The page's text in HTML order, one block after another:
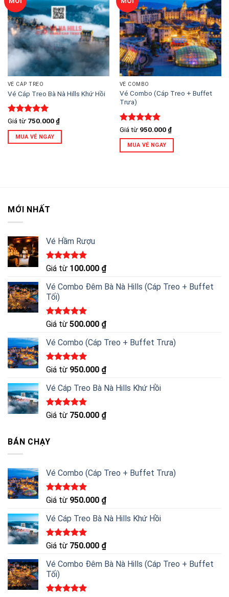
wishlist
VÉ CÁP TREO
Vé Cáp Treo Bà Nà Hills Khứ Hồi
Được xếp
hạng55
sao
Giá từ 750.000 ₫
MUA VÉ NGAY
wishlist
VÉ COMBO
Vé Combo (Cáp Treo + Buffet
Trưa)
Được xếp
hạng55
sao
Giá từ 950.000 ₫
MUA VÉ NGAY
MỚI NHẤT
Vé Hầm Rượu
Được xếp
5 sao
Giá từ 100.000 ₫
Vé Combo Đêm Bà Nà Hills (Cáp Treo + Buffet
Tối)
Được xếp
5 sao
Giá từ 500.000 ₫
Vé Combo (Cáp Treo + Buffet Trưa)
Được xếp
5 sao
Giá từ 950.000 ₫
Vé Cáp Treo Bà Nà Hills Khứ Hồi
Được xếp
Giá từ 750.000 ₫
BÁN CHẠY
Vé Combo (Cáp Treo + Buffet Trưa)
Được xếp
5 sao
Giá từ 950.000 ₫
Vé Cáp Treo Bà Nà Hills Khứ Hồi
Được xếp
5 sao
Giá từ 750.000 ₫
Vé Combo Đêm Bà Nà Hills (Cáp Treo + Buffet
Tối)